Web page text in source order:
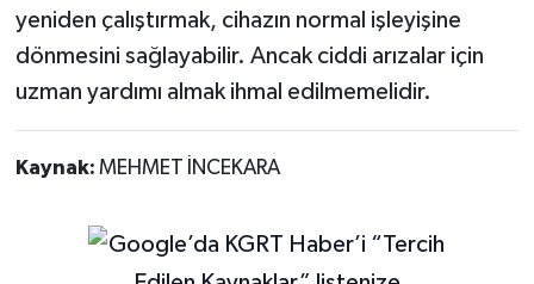
yeniden çalıştırmak, cihazın normal işleyişine
dönmesini sağlayabilir. Ancak ciddi arızalar için
uzman yardımı almak ihmal edilmemelidir.
Kaynak: MEHMET İNCEKARA